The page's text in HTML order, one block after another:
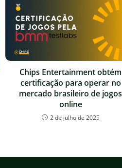
Chips Entertainment obtém
certificação para operar no
mercado brasileiro de jogos
online
2 de julho de 2025